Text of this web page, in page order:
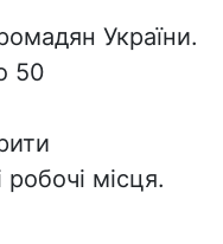
України.
50
місця.